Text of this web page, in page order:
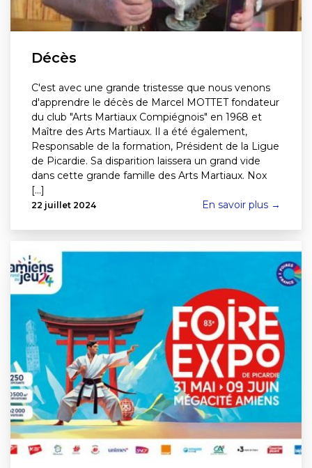
Décès
C'est avec une grande tristesse que nous venons
d'apprendre le décès de Marcel MOTTET fondateur
du club "Arts Martiaux Compiégnois" en 1968 et
Maître des Arts Martiaux. Il a été également,
Responsable de la formation, Président de la Ligue
de Picardie. Sa disparition laissera un grand vide
dans cette grande famille des Arts Martiaux. Nox
[...]
22 juillet 2024 En savoir plus →